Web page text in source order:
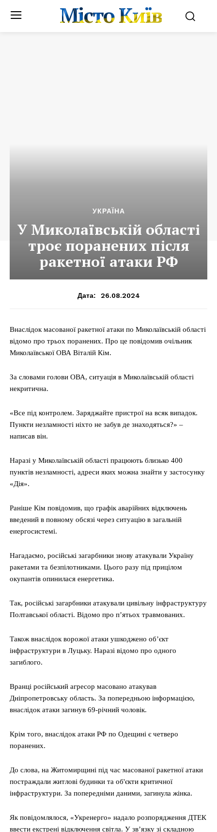
Місто Київ
УКРАЇНА
У Миколаївській області
троє поранених після
ракетної атаки РФ
Дата: 26.08.2024
Внаслідок масованої ракетної атаки по Миколаївській області
відомо про трьох поранених. Про це повідомив очільник
Миколаївської ОВА Віталій Кім.
За словами голови ОВА, ситуація в Миколаївській області
некритична.
«Все під контролем. Заряджайте пристрої на всяк випадок.
Пункти незламності ніхто не забув де знаходяться?» –
написав він.
Наразі у Миколаївській області працюють близько 400
пунктів незламності, адреси яких можна знайти у застосунку
«Дія».
Раніше Кім повідомив, що графік аварійних відключень
введений в повному обсязі через ситуацію в загальній
енергосистемі.
Нагадаємо, російські загарбники знову атакували Україну
ракетами та безпілотниками. Цього разу під прицілом
окупантів опинилася енергетика.
Так, російські загарбники атакували цивільну інфраструктуру
Полтавської області. Відомо про п’ятьох травмованих.
Також внаслідок ворожої атаки ушкоджено обʼєкт
інфраструктури в Луцьку. Наразі відомо про одного
загиблого.
Вранці російський агресор масовано атакував
Дніпропетровську область. За попередньою інформацією,
внаслідок атаки загинув 69-річний чоловік.
Крім того, внаслідок атаки РФ по Одещині є четверо
поранених.
До слова, на Житомирщині під час масованої ракетної атаки
постраждали житлові будинки та об'єкти критичної
інфраструктури. За попередніми даними, загинула жінка.
Як повідомлялося, «Укренерго» надало розпорядження ДТЕК
ввести екстрені відключення світла. У зв’язку зі складною